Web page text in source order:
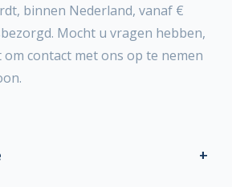
binnen Nederland, vanaf €
Mocht u vragen hebben,
contact met ons op te nemen